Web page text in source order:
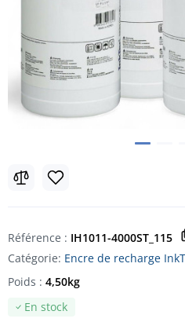
Référence : IH1011-4000ST_115
Catégorie: Encre de recharge
En stock
Poids : 4,50kg